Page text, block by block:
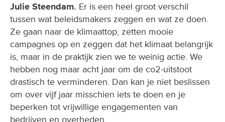
Julie Steendam. Er is een heel groot verschil
tussen wat beleidsmakers zeggen en wat ze doen.
Ze gaan naar de klimaattop, zetten mooie
campagnes op en zeggen dat het klimaat belangrijk
is, maar in de praktijk zien we te weinig actie. We
hebben nog maar acht jaar om de co2-uitstoot
drastisch te verminderen. Dan kan je niet beslissen
om over vijf jaar misschien iets te doen en je
beperken tot vrijwillige engagementen van
bedrijven en overheden.